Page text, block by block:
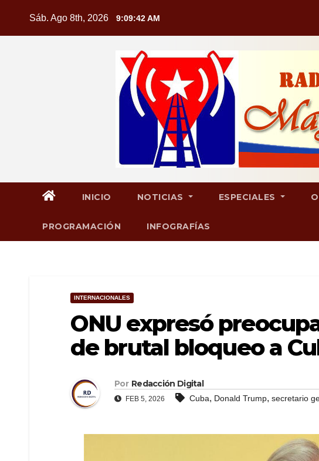
Sáb. Ago 8th, 2026 9:09:43 AM
INICIO NOTICIAS ESPECIALES
PROGRAMACIÓN INFOGRAFÍAS
INTERNACIONALES
ONU expresó
de brutal bloqueo a
Por Redacción Digital
FEB 5, 2026 Cuba, Donald Trump, secretario